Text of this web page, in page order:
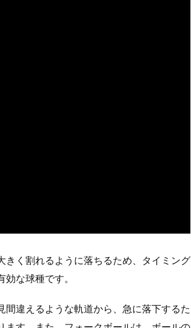
きく割れるように落ちるため、タイミング
な球種です。
違えるような軌道から、急に落下するた